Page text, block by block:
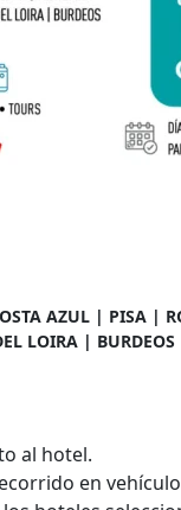
AZUL | PISA |
LOIRA | BURDEOS
al hotel.
en